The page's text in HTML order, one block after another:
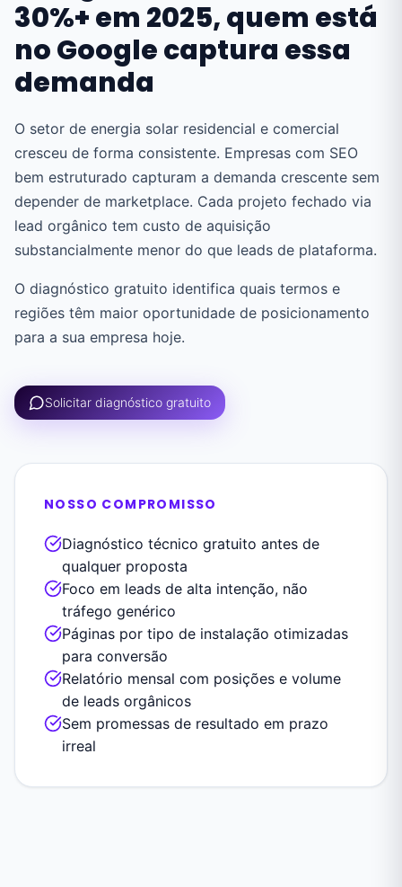
30%+ em 2025, quem está
no Google captura essa
demanda
O setor de energia solar residencial e comercial
cresceu de forma consistente. Empresas com SEO
bem estruturado capturam a demanda crescente sem
depender de marketplace. Cada projeto fechado via
lead orgânico tem custo de aquisição
substancialmente menor do que leads de plataforma.
O diagnóstico gratuito identifica quais termos e
regiões têm maior oportunidade de posicionamento
para a sua empresa hoje.
Solicitar diagnóstico gratuito
NOSSO COMPROMISSO
Diagnóstico técnico gratuito antes de
qualquer proposta
Foco em leads de alta intenção, não
tráfego genérico
Páginas por tipo de instalação otimizadas
para conversão
Relatório mensal com posições e volume
de leads orgânicos
Sem promessas de resultado em prazo
irreal